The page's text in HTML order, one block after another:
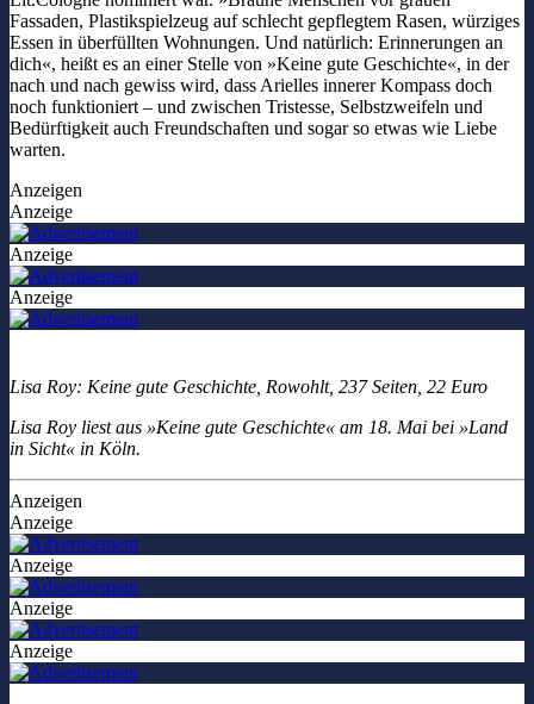
Fassaden, Plastikspielzeug auf schlecht gepflegtem Rasen, würziges
Essen in überfüllten Wohnungen. Und natürlich: Erinnerungen an
dich«, heißt es an einer Stelle von »Keine gute Geschichte«, in der
nach und nach gewiss wird, dass Arielles innerer Kompass doch
noch funktioniert – und zwischen Tristesse, Selbstzweifeln und
Bedürftigkeit auch Freundschaften und sogar so etwas wie Liebe
warten.
Anzeigen
Anzeige
Anzeige
Anzeige
Lisa Roy: Keine gute Geschichte, Rowohlt, 237 Seiten, 22 Euro
Lisa Roy liest aus »Keine gute Geschichte« am 18. Mai bei »Land
in Sicht« in Köln.
Anzeigen
Anzeige
Anzeige
Anzeige
Anzeige